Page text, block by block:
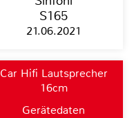
S165
21.06.2021
Car Hifi Lautsprecher
16cm
Gerätedaten